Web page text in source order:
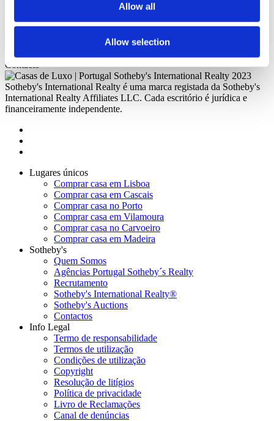
Allow all
Allow selection
oportunidades de negócio, de acordo com a Política de Privacidade.
Madeira Praça Infante , 2 9000-631 N: 32º38'51, W: 16º54'39
291 293 074
*Chamada para a rede fixa nacional
Diga-nos o que procura?
Contacto
2023
Sotheby's International Realty é uma marca registada da Sotheby's
International Realty Affiliates LLC. Cada escritório é jurídica e
financeiramente independente.
Lugares únicos
Comprar casa em Lisboa
Comprar casa em Cascais
Comprar casa no Porto
Comprar casa em Vilamoura
Comprar casa no Carvoeiro
Comprar casa em Madeira
Sotheby's
Quem Somos
Agências Portugal Sotheby´s Realty
Recrutamento
Sotheby's International Realty®
Sotheby's Auctions
Contactos
Info Legal
Termo de responsabilidade
Termos de utilização
Condições de utilização
Copyright
Resolução de litígios
Política de privacidade
Livro de Reclamações
Canal de denúncias